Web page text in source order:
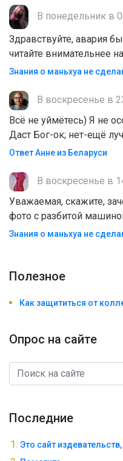
В понедельник в
Здравствуйте, авария
читайте внимательнее
Знания о маньхуа не
В воскресенье в
Всё не уймётесь) Я не
Даст Бог-ок; нет-ещё
Ответ Анне из Беларуси
В воскресенье в
Уважаемая, скажите,
фото с разбитой
Знания о маньхуа не
Полезноe
Как защититься от
Опрос на сайте
Последние
Это сайт